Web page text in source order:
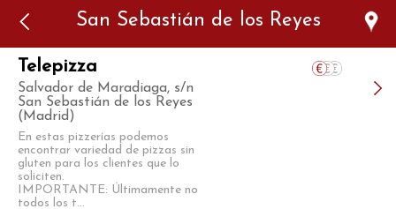
San Sebastián de los Reyes
Telepizza
Salvador de Maradiaga, s/n
San Sebastián de los Reyes
(Madrid)
En estas pizzerías podemos
encontrar variedad de pizzas sin
gluten para los clientes que lo
soliciten.
IMPORTANTE: Últimamente no
todos los t...
Error: The domain WWW.VIAJARSINGLUTEN.COM is not
authorized to show the cookie declaration for domain group
ID 546ddaab-b478-4440-aa8a-3b0205284212. Please add it to
the domain group in the Cookiebot Manager to authorize
the domain.